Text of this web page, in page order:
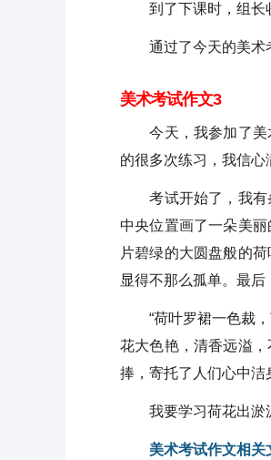
到了下课时，组长收
通过了今天的美术考
美术考试作文3
今天，我参加了美术
的很多次练习，我信心
考试开始了，我有条
中央位置画了一朵美
片碧绿的大圆盘般的
显得不那么孤单。最
“荷叶罗裙一色裁，
花大色艳，清香远溢
捧，寄托了人们心中洁
我要学习荷花出淤泥
美术考试作文相关